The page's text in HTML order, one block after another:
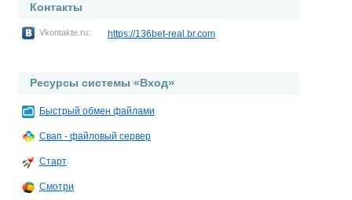
Контакты
Vkontakte.ru: https://136bet-real.br.com
Ресурсы системы «Вход»
Быстрый обмен файлами
Свап - файловый сервер
Старт
Смотри